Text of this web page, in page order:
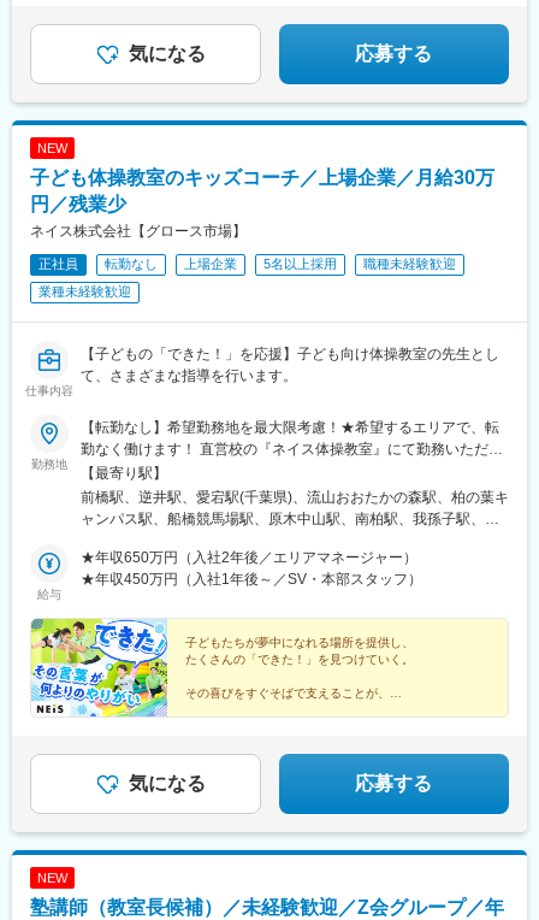
営)、月寒中央駅、円山公園駅、新道東駅、南郷１８丁目駅、湯の
川駅、深堀町駅、五稜郭公園前駅、北広島駅、恵庭駅、千歳駅(北
駅、京成八幡駅、みのり台駅、北松戸駅、川越駅、杉並町駅
気になる 応募する
NEW
子ども体操教室のキッズコーチ／上場企業／月給30万
円／残業少
ネイス株式会社【グロース市場】
正社員 転勤なし 上場企業 5名以上採用
職種未経験歓迎
業種未経験歓迎
仕事内容
【子どもの「できた！」を応援】子ども向け体操教室の先生とし
て、さまざまな指導を行います。
勤務地
【転勤なし】希望勤務地を最大限考慮！★希望するエリアで、転
勤なく働けます！ 直営校の『ネイス体操教室』にて勤務いただき
ます。※希望や交通の便を考慮し決定【関東】群馬県、埼玉県、千
葉県、東京都、神奈川県【中国】広島県※車通勤OK（教室によ
る）※受動喫煙対策：敷地内全面禁煙
【最寄り駅】
前橋駅、逆井駅、愛宕駅(千葉県)、流山おおたかの森駅、柏の葉キ
ャンパス駅、船橋競馬場駅、原木中山駅、南柏駅、我孫子駅、海
駅、茅ケ崎駅、鴨居駅、北戸田駅、川口駅、南鳩ケ谷駅、和光市
駅、鳩ケ谷駅、南浦和駅、浦和美園駅、川口元郷駅、北越谷駅、
ケ丘駅、金町駅(東京都)、豊洲駅、玉川上水駅、千住大橋駅、三鷹
駅、築地駅、新宿御苑前駅、四谷三丁目駅、多摩境駅、西新井
駅、町田駅、府中駅(東京都)、武蔵小金井駅、京成金町駅、阿佐ケ
谷駅、三河島駅、若葉台駅、西大島駅、豊田駅、泉体育館駅、大
森町駅、南船橋駅、下総中山駅、海老名駅(相模線)、南太田駅、大
府中本町駅、南阿佐ケ谷駅、新三河島駅、大神宮下駅、井土ケ谷
駅、東銀座駅、曙橋駅、府中競馬正門前駅、日暮里駅(舎人ライナ
給与
★年収650万円（入社2年後／エリアマネージャー）
★年収450万円（入社1年後～／SV・本部スタッフ）
子どもたちが夢中になれる場所を提供し、
たくさんの「できた！」を見つけていく。
その喜びをすぐそばで支えることが、
◎月給30万円以上
◎残業ほぼなし
◎全国に約180店舗を展開
◎体操未経験スタート8割
気になる 応募する
NEW
塾講師（教室長候補）／未経験歓迎／Z会グループ／年